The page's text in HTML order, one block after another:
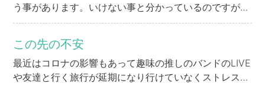
う事があります。いけない事と分かっているのですが躾
の一貫としてしまう事があります。子供はやはり怒られ
私が子供の時よりは酷くはないですが…やはり今の時代
いけない事でしょうか？
この先の不安
最近はコロナの影響もあって趣味の推しのバンドのLIVE
や友達と行く旅行が延期になり行けていなくストレスが